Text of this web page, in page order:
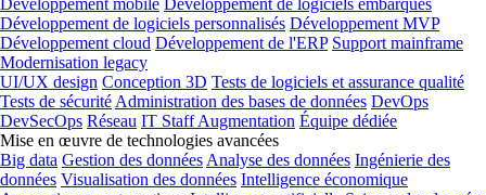
Développement mobile Développement de logiciels embarqués
Développement de logiciels personnalisés Développement MVP
Développement cloud Développement de l'ERP Support mainframe
Modernisation legacy
UI/UX design Conception 3D Tests de logiciels et assurance qualité
Tests de sécurité Administration des bases de données DevOps
DevSecOps Réseau IT Staff Augmentation Équipe dédiée
Mise en œuvre de technologies avancées
Big data Gestion des données Analyse des données Ingénierie des
données Visualisation des données Intelligence économique